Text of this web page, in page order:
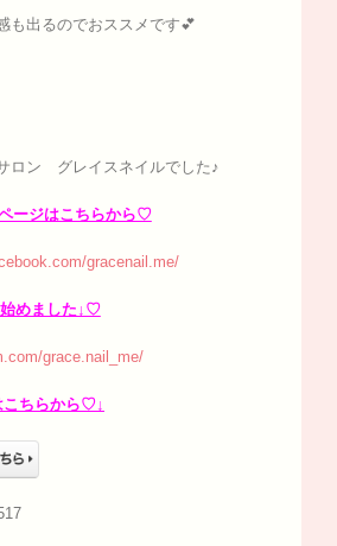
も出るのでおススメです💕
ロン グレイスネイルでした♪
ージはこちらから♡
gracenail.me/
めました↓♡
grace.nail_me/
ちらから♡↓